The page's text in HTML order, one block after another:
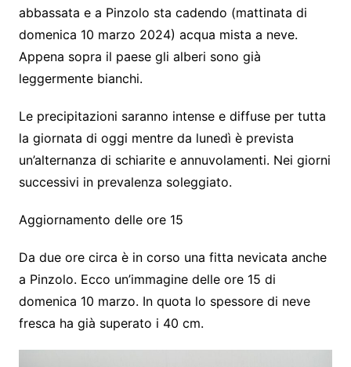
abbassata e a Pinzolo sta cadendo (mattinata di
domenica 10 marzo 2024) acqua mista a neve.
Appena sopra il paese gli alberi sono già
leggermente bianchi.
Le precipitazioni saranno intense e diffuse per tutta
la giornata di oggi mentre da lunedì è prevista
un’alternanza di schiarite e annuvolamenti. Nei giorni
successivi in prevalenza soleggiato.
Aggiornamento delle ore 15
Da due ore circa è in corso una fitta nevicata anche
a Pinzolo. Ecco un’immagine delle ore 15 di
domenica 10 marzo. In quota lo spessore di neve
fresca ha già superato i 40 cm.